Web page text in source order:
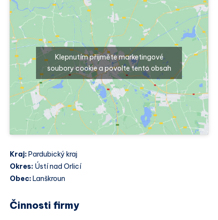
Klepnutím přijměte marketingové
soubory cookie a povolte tento obsah
Kraj: Pardubický kraj
Okres: Ústí nad Orlicí
Obec: Lanškroun
Činnosti firmy